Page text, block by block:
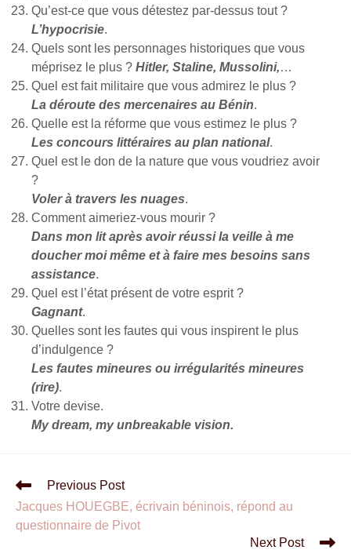
Qu’est-ce que vous détestez par-dessus tout ?
L’hypocrisie.
Quels sont les personnages historiques que vous
méprisez le plus ? Hitler, Staline, Mussolini,…
Quel est fait militaire que vous admirez le plus ?
La déroute des mercenaires au Bénin.
Quelle est la réforme que vous estimez le plus ?
Les concours littéraires au plan national.
Quel est le don de la nature que vous voudriez avoir
?
Voler à travers les nuages.
Comment aimeriez-vous mourir ?
Dans mon lit après avoir réussi la veille à me
doucher moi même et à faire mes besoins sans
assistance.
Quel est l’état présent de votre esprit ?
Gagnant.
Quelles sont les fautes qui vous inspirent le plus
d’indulgence ?
Les fautes mineures ou irrégularités mineures
(rire).
Votre devise.
My dream, my unbreakable vision.
Previous Post
Jacques HOUEGBE, écrivain béninois, répond au
questionnaire de Pivot
Next Post